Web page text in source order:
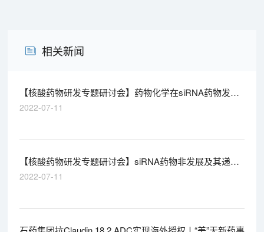
相关新闻
【核酸药物研发专题研讨会】药物化学在siRNA药物发现
中的应用
2022-07-11
【核酸药物研发专题研讨会】siRNA药物非发展及其递送
系统的挑战
2022-07-11